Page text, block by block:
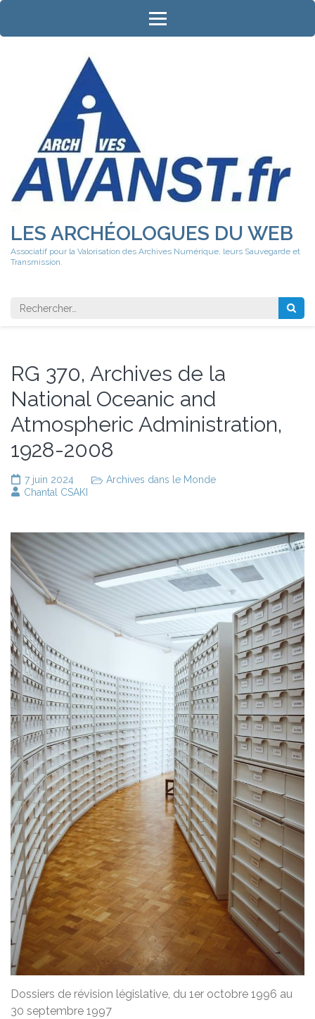
Aller
contenu
LES ARCHÉOLOGUES DU WEB
Associatif pour la Valorisation des Archives Numérique, leurs Sauvegarde et
Transmission.
Rechercher
RG 370, Archives de la
National Oceanic and
Atmospheric Administration,
1928-2008
7 juin 2024
Archives dans le Monde
Chantal CSAKI
Dossiers de révision législative, du 1er octobre 1996 au
30 septembre 1997